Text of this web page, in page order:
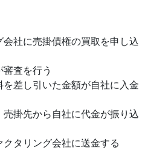
社に売掛債権の買取を申し込
査を行う
差し引いた金額が自社に入金
掛先から自社に代金が振り込
タリング会社に送金する